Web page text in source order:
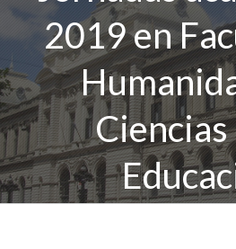
2019 en
Ciencias